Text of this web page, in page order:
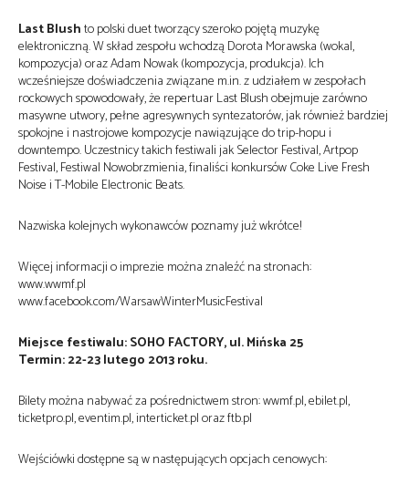
Last Blushto polski duet tworzący szeroko pojętą muzykę
elektroniczną. W skład zespołu wchodzą Dorota Morawska (wokal,
kompozycja) oraz Adam Nowak (kompozycja, produkcja). Ich
wcześniejsze doświadczenia związane m.in. z udziałem w zespołach
rockowych spowodowały, że repertuar Last Blush obejmuje zarówno
masywne utwory, pełne agresywnych syntezatorów, jak również bardziej
spokojne i nastrojowe kompozycje nawiązujące do trip-hopu i
downtempo. Uczestnicy takich festiwali jak Selector Festival, Artpop
Festival, Festiwal Nowobrzmienia, finaliści konkursów Coke Live Fresh
Noise i T-Mobile Electronic Beats.
Nazwiska kolejnych wykonawców poznamy już wkrótce!
Więcej informacji o imprezie można znaleźć na stronach:
www.wwmf.pl
www.facebook.com/WarsawWinterMusicFestival
Miejsce festiwalu: SOHO FACTORY, ul. Mińska 25
Termin: 22-23 lutego 2013 roku.
Bilety można nabywać za pośrednictwem stron: wwmf.pl, ebilet.pl,
ticketpro.pl, eventim.pl, interticket.pl oraz ftb.pl
Wejściówki dostępne są w następujących opcjach cenowych: